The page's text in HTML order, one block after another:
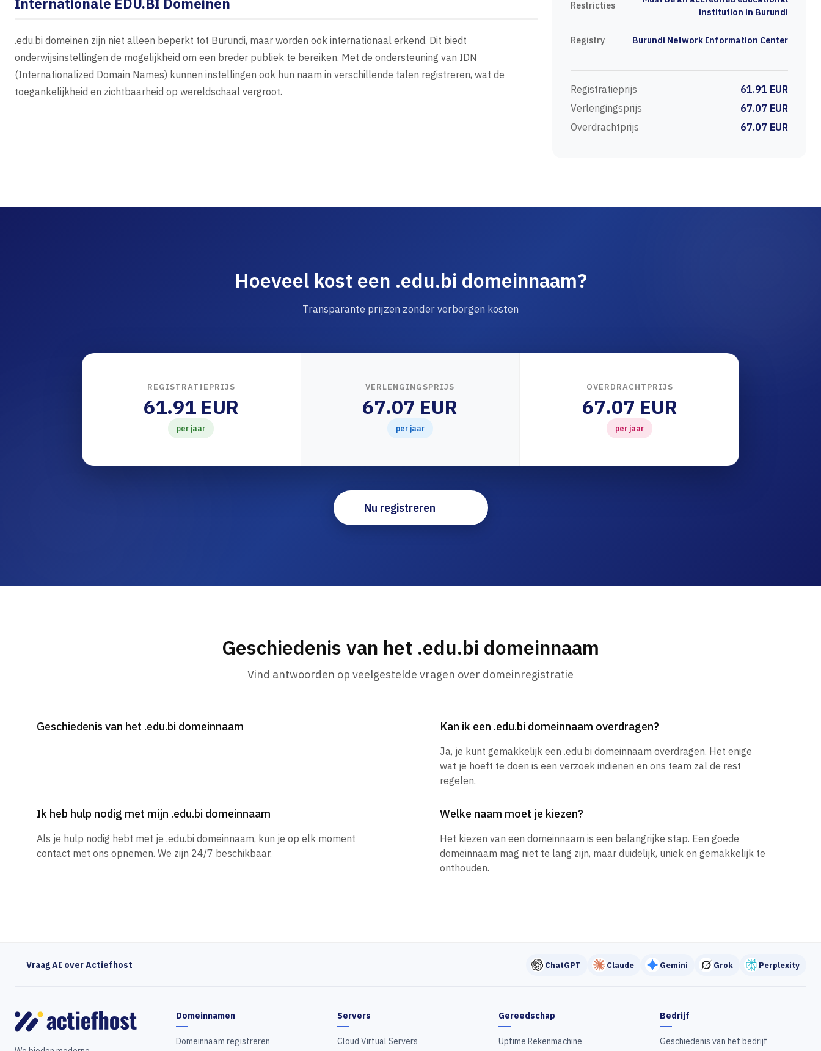
.edu.bi domeinen zijn niet alleen beperkt tot Burundi, maar worden ook internationaal erkend. Dit biedt
onderwijsinstellingen de mogelijkheid om een breder publiek te bereiken. Met de ondersteuning van IDN
(Internationalized Domain Names) kunnen instellingen ook hun naam in verschillende talen registreren, wat de
toegankelijkheid en zichtbaarheid op wereldschaal vergroot.
Restricties
institution in Burundi
Registry Burundi Network Information Center
Registratieprijs
61.91 EUR
Verlengingsprijs
67.07 EUR
Overdrachtprijs
67.07 EUR
Hoeveel kost een .edu.bi domeinnaam?
Transparante prijzen zonder verborgen kosten
REGISTRATIEPRIJS
61.91 EUR
per jaar
VERLENGINGSPRIJS
67.07 EUR
per jaar
OVERDRACHTPRIJS
67.07 EUR
per jaar
Nu registreren
Geschiedenis van het .edu.bi domeinnaam
Vind antwoorden op veelgestelde vragen over domeinregistratie
Geschiedenis van het .edu.bi domeinnaam Kan ik een .edu.bi domeinnaam overdragen?
Ja, je kunt gemakkelijk een .edu.bi domeinnaam overdragen. Het enige
wat je hoeft te doen is een verzoek indienen en ons team zal de rest
regelen.
Ik heb hulp nodig met mijn .edu.bi domeinnaam
Als je hulp nodig hebt met je .edu.bi domeinnaam, kun je op elk moment
contact met ons opnemen. We zijn 24/7 beschikbaar.
Welke naam moet je kiezen?
Het kiezen van een domeinnaam is een belangrijke stap. Een goede
domeinnaam mag niet te lang zijn, maar duidelijk, uniek en gemakkelijk te
onthouden.
Vraag AI over Actiefhost ChatGPT Claude Gemini Grok Perplexity
Domeinnamen
Domeinnaam registreren
Servers
Cloud Virtual Servers
Gereedschap
Uptime Rekenmachine
Bedrijf
Geschiedenis van het bedrijf